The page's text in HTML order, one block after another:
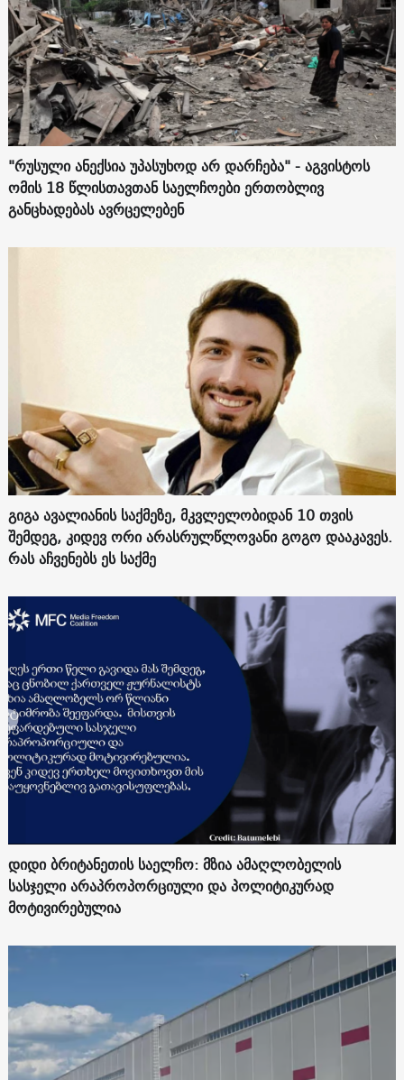
"რუსული ანექსია უპასუხოდ არ დარჩება" - აგვისტოს
ომის 18 წლისთავთან საელჩოები ერთობლივ
განცხადებას ავრცელებენ
გიგა ავალიანის საქმეზე, მკვლელობიდან 10 თვის
შემდეგ, კიდევ ორი არასრულწლოვანი გოგო დააკავეს.
რას აჩვენებს ეს საქმე
დიდი ბრიტანეთის საელჩო: მზია ამაღლობელის
სასჯელი არაპროპორციული და პოლიტიკურად
მოტივირებულია